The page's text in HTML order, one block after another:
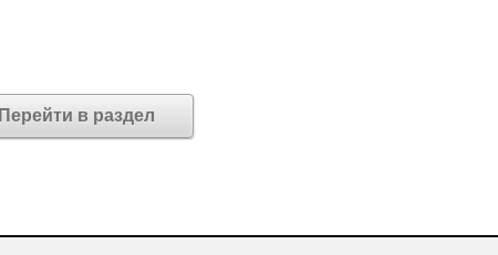
Перейти в раздел